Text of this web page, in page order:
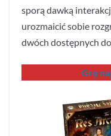
sporą dawką
urozmaicić sobie
dwóch dostępnych
Grę